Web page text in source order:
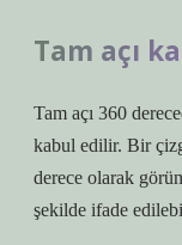
Tam açı
Tam açı 360
kabul edilir. Bir
derece olarak
şekilde ifade